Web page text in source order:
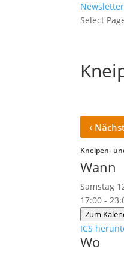
Newsletter
Select
‹
Kneipen-
Wann
Samstag
17:00 -
Zum
ICS
Wo